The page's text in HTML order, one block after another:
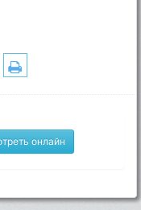
онлайн